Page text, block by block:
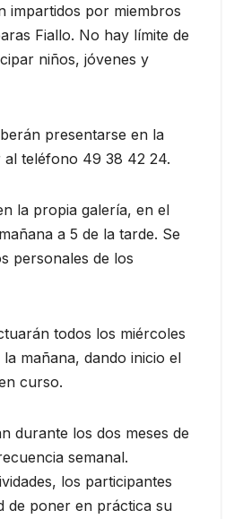
impartidos por miembros
Fiallo. No hay límite de
niños, jóvenes y
presentarse en la
al teléfono 49 38 42 24.
la propia galería, en el
a 5 de la tarde. Se
personales de los
todos los miércoles
mañana, dando inicio el
curso.
durante los dos meses de
semanal.
los participantes
de poner en práctica su